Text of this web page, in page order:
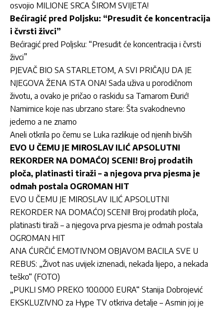
osvojio MILIONE SRCA ŠIROM SVIJETA!
Bećiragić pred Poljsku: “Presudit će koncentracija
i čvrsti živci”
Bećiragić pred Poljsku: “Presudit će koncentracija i čvrsti
živci”
PJEVAČ BIO SA STARLETOM, A SVI PRIČAJU DA JE
NJEGOVA ŽENA ISTA ONA! Sada uživa u porodičnom
životu, a ovako je pričao o raskidu sa Tamarom Đurić!
Namirnice koje nas ubrzano stare: Šta svakodnevno
jedemo a ne znamo
Aneli otkrila po čemu se Luka razlikuje od njenih bivših
EVO U ČEMU JE MIROSLAV ILIĆ APSOLUTNI
REKORDER NA DOMAĆOJ SCENI! Broj prodatih
ploča, platinasti tiraži – a njegova prva pjesma je
odmah postala OGROMAN HIT
EVO U ČEMU JE MIROSLAV ILIĆ APSOLUTNI
REKORDER NA DOMAĆOJ SCENI! Broj prodatih ploča,
platinasti tiraži – a njegova prva pjesma je odmah postala
OGROMAN HIT
ANA ĆURČIĆ EMOTIVNOM OBJAVOM BACILA SVE U
REBUS: „Život nas uvijek iznenadi, nekada lijepo, a nekada
teško“ (FOTO)
„PUKLI SMO PREKO 100.000 EURA“ Stanija Dobrojević
EKSKLUZIVNO za Hype TV otkriva detalje – Asmin joj je